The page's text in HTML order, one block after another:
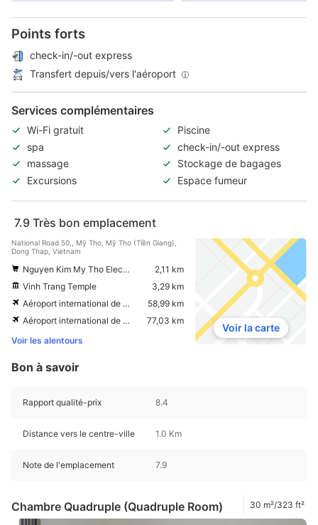
Points forts
check-in/-out express
Transfert depuis/vers l'aéroport
Services complémentaires
Wi-Fi gratuit
Piscine
spa
check-in/-out express
massage
Stockage de bagages
Excursions
Espace fumeur
7.9 Très bon emplacement
National Road 50,, Mỹ Tho, Mỹ Tho (Tiền Giang),
Dong Thap, Vietnam
Nguyen Kim My Tho Electronic Supermarket
2,11 km
Vinh Trang Temple
3,29 km
Aéroport international de Tan Son Nhat
58,99 km
Aéroport international de Can Tho
77,03 km
Voir les alentours
Voir la carte
Bon à savoir
Rapport qualité-prix 8.4
Distance vers le centre-ville 1.0 Km
Note de l'emplacement 7.9
Chambre Quadruple (Quadruple Room) 30 m²/323 ft²